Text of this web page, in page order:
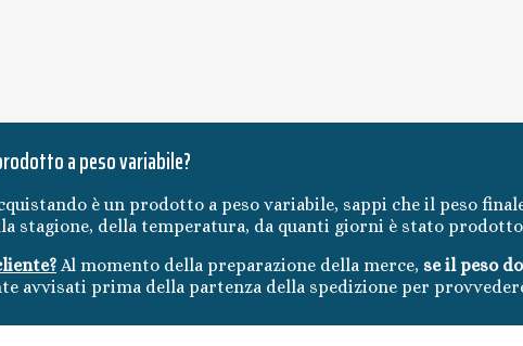
a peso variabile?
è un prodotto a peso variabile, sappi che il peso
stagione, della temperatura, da quanti giorni è stato prodotto
Al momento della preparazione della merce, se il peso
avvisati prima della partenza della spedizione per